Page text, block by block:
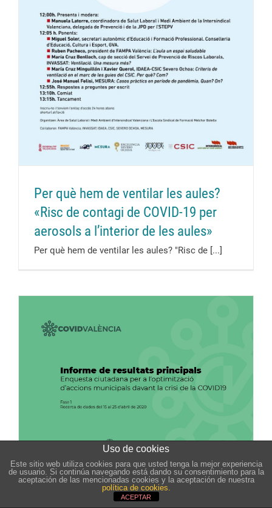
Per què hem de ventilar les aules?
«Risc de contagi de COVID-19 per
aerosols a l’interior de les aules»
Per què hem de ventilar les aules? "Risc de [...]
Informe de resultats principals
Uso de cookies
Este sitio web utiliza cookies para que usted tenga la mejor experiencia
de usuario. Si continúa navegando está dando su consentimiento para la
aceptación de las mencionadas cookies y la aceptación de nuestra
política de cookies.
ACEPTAR